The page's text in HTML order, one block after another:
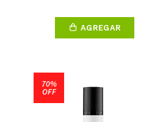
AGREGAR
70%
OFF